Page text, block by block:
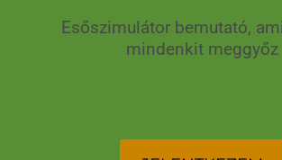
Esőszimulátor bemutató,
mindenkit meggyőz